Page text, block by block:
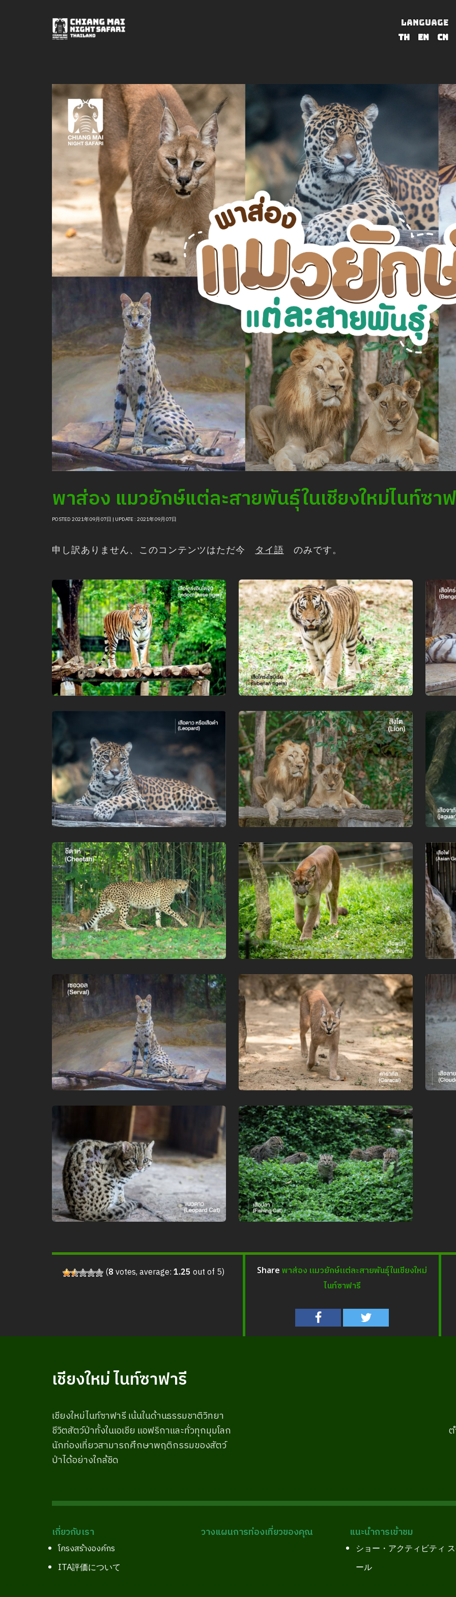
LANGUAGE
TH
EN CN
พาส่อง แมวยักษ์แต่ละสายพันธุ์ในเชียงใหม่ไนท์ซา
POSTED 2021年09月07日 | UPDATE : 2021年09月07日
申し訳ありません、このコンテンツはただ今 タイ語 のみです。
(8votes, average:1.25 out of 5) Share พาส่อง แมวยักษ์แต่ละสายพันธุ์ในเชียงใหม่
ไนท์ซาฟารี
เชียงใหม่ ไนท์ซาฟารี
เชียงใหม่ไนท์ซาฟารี เน้นในด้านธรรมชาติวิทยา
ชีวิตสัตว์ป่าทั้งในเอเชีย แอฟริกาและทั่วทุกมุมโลก
นักท่องเที่ยวสามารถศึกษาพฤติกรรมของสัตว์
ป่าได้อย่างใกล้ชิด
เกี่ยวกับเรา
โครงสร้างองค์กร
ITA評価について
วางแผนการท่องเที่ยวของคุณ แนะนำการเข้าชม
ショー・アクティビティ
ール